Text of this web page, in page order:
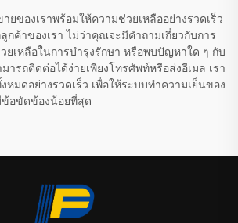
ของเราพร้อมให้ความช่วยเหลืออย่างรวดเร็ว
ค้าของเรา ไม่ว่าคุณจะมีคำถามเกี่ยวกับการ
ยเหลือในการบำรุงรักษา หรือพบปัญหาใด ๆ กับ
ารถติดต่อได้ง่ายเพียงโทรศัพท์หรือส่งอีเมล เรา
มดอย่างรวดเร็ว เพื่อให้ระบบทำความเย็นของ
อขัดข้องน้อยที่สุด